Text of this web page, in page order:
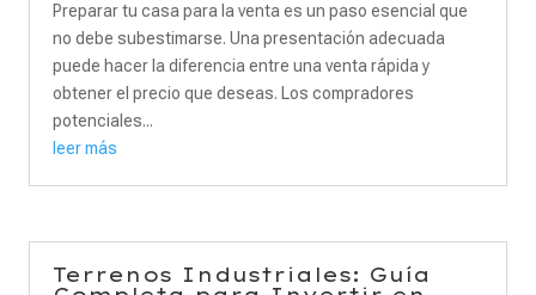
Preparar tu casa para la venta es un paso esencial que
no debe subestimarse. Una presentación adecuada
puede hacer la diferencia entre una venta rápida y
obtener el precio que deseas. Los compradores
potenciales...
leer más
Terrenos Industriales: Guía